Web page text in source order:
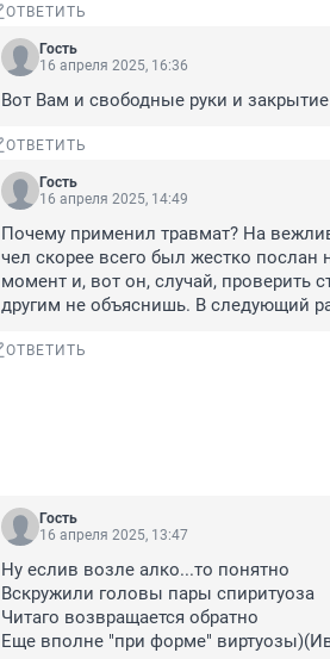
ОТВЕТИТЬ
Гость
16 апреля 2025, 16:36
Вот Вам и свободные руки и
ОТВЕТИТЬ
Гость
16 апреля 2025, 14:49
Почему применил травмат? На
чел скорее всего был жестко
момент и, вот он, случай,
другим не объяснишь. В следующий
ОТВЕТИТЬ
Гость
16 апреля 2025, 13:47
Ну еслив возле алко...то понятно
Вскружили головы пары спиритуоза
Читаго возвращается обратно
Еще вполне "при форме"